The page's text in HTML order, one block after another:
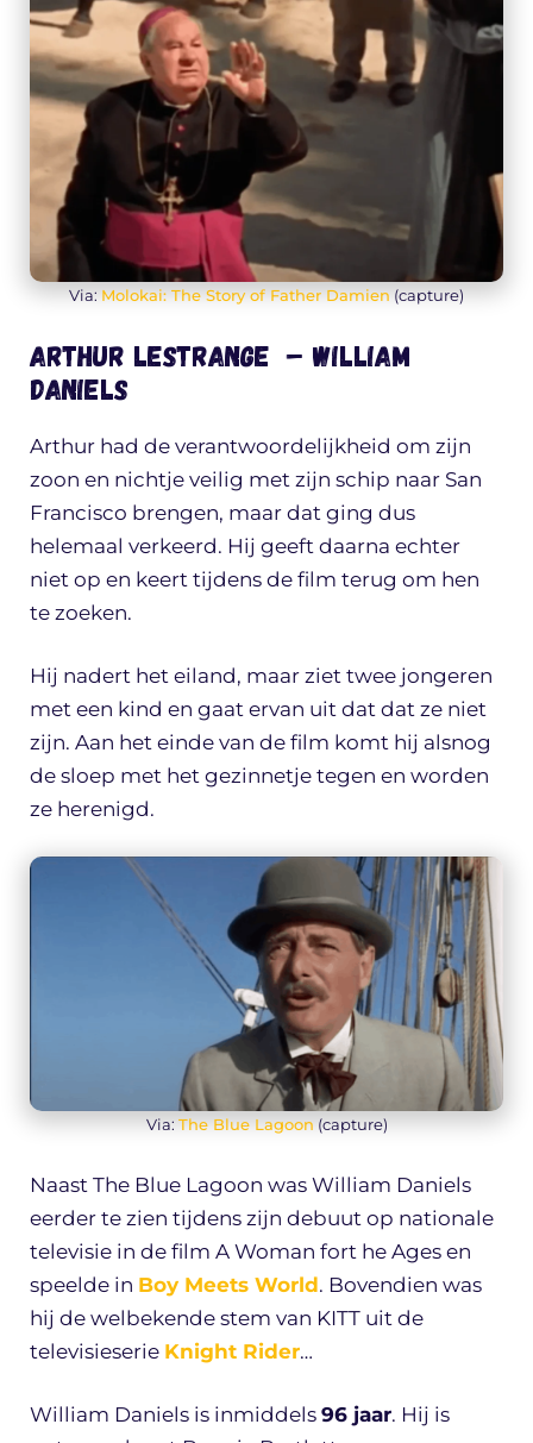
Via: Molokai: The Story of Father Damien (capture)
Arthur Lestrange – William
Daniels
Arthur had de verantwoordelijkheid om zijn
zoon en nichtje veilig met zijn schip naar San
Francisco brengen, maar dat ging dus
helemaal verkeerd. Hij geeft daarna echter
niet op en keert tijdens de film terug om hen
te zoeken.
Hij nadert het eiland, maar ziet twee jongeren
met een kind en gaat ervan uit dat dat ze niet
zijn. Aan het einde van de film komt hij alsnog
de sloep met het gezinnetje tegen en worden
ze herenigd.
Via: The Blue Lagoon (capture)
Naast The Blue Lagoon was William Daniels
eerder te zien tijdens zijn debuut op nationale
televisie in de film A Woman fort he Ages en
speelde in Boy Meets World. Bovendien was
hij de welbekende stem van KITT uit de
televisieserie Knight Rider…
William Daniels is inmiddels 96 jaar. Hij is